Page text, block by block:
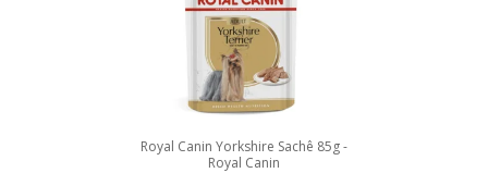
Royal Canin Yorkshire Sachê 85g -
Royal Canin